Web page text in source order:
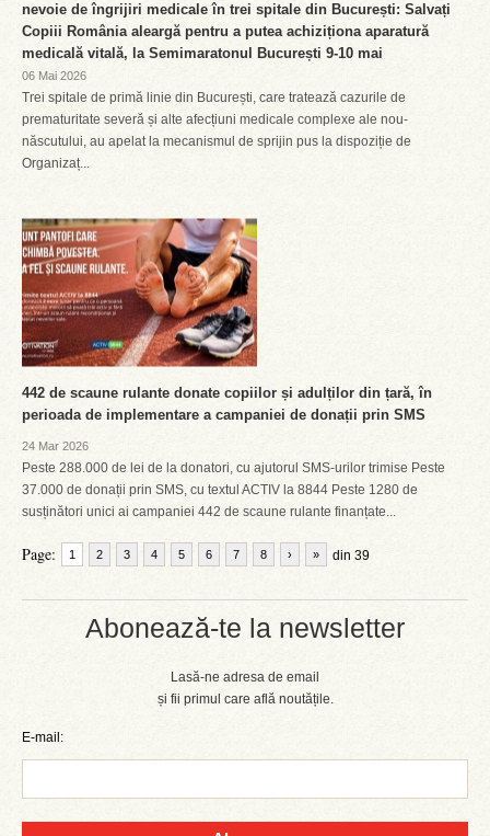
Abonează-te la newsletter
Lasă-ne adresa de email
și fii primul care află noutățile.
E-mail:
nevoie de îngrijiri medicale în trei spitale din București: Salvați
Copiii România aleargă pentru a putea achiziționa aparatură
medicală vitală, la Semimaratonul București 9-10 mai
06 Mai 2026
Trei spitale de primă linie din București, care tratează cazurile de
prematuritate severă și alte afecțiuni medicale complexe ale nou-
născutului, au apelat la mecanismul de sprijin pus la dispoziție de
Organizaț...
442 de scaune rulante donate copiilor și adulților din țară, în
perioada de implementare a campaniei de donații prin SMS
24 Mar 2026
Peste 288.000 de lei de la donatori, cu ajutorul SMS-urilor trimise Peste
37.000 de donații prin SMS, cu textul ACTIV la 8844 Peste 1280 de
susținători unici ai campaniei 442 de scaune rulante finanțate...
Page: 1 2 3 4 5 6 7 8 din 39
› »